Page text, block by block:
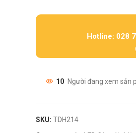
Hotline: 028
10 Người đang xem sản
SKU: TDH214